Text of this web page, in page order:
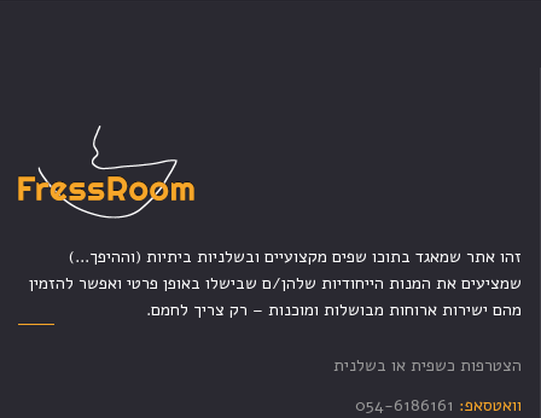
זהו אתר שמאגד בתוכו שפים מקצועיים ובשלניות ביתיות (וההיפך...)
שמציעים את המנות הייחודיות שלהן/ם שבישלו באופן פרטי ואפשר להזמין
מהם ישירות ארוחות מבושלות ומוכנות – רק צריך לחמם.
הצטרפות כשפית או בשלנית
וואטסאפ: 054-6186161